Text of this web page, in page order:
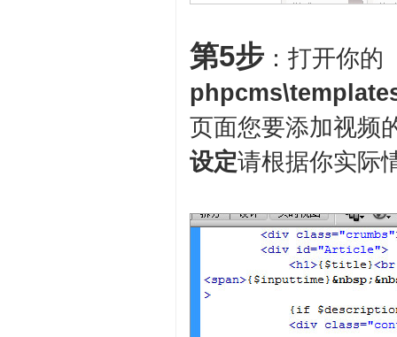
第5步 ：打开你的
页面您要添加视频
设定请根据你实际